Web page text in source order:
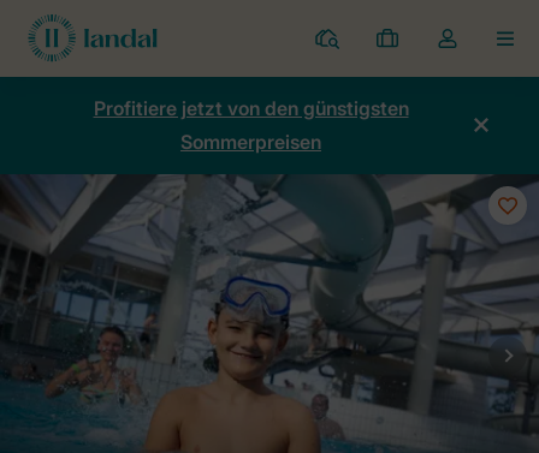
Ferienparks
Meine
Buchungen
Dropdown-
Menü
Kontos
Profitiere jetzt von den günstigsten
Sommerpreisen